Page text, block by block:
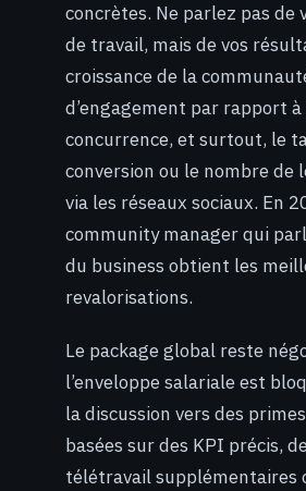
concrètes. Ne parlez pas de
de travail, mais de vos
croissance de la
d’engagement par rapport à
concurrence, et surtout, le
conversion ou le nombre de
via les réseaux sociaux. En
community manager qui
du business obtient les
revalorisations.
Le package global reste
l’enveloppe salariale est
la discussion vers des
basées sur des KPI précis,
télétravail supplémentaires